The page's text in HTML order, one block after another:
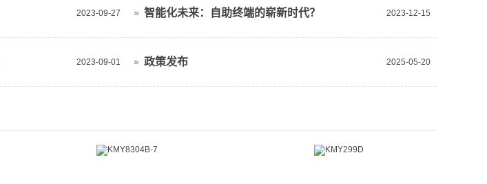
2023-09-27 2023-12-15
智能化未来：自助终端的崭新时代？
2023-09-01 2025-05-20
政策发布